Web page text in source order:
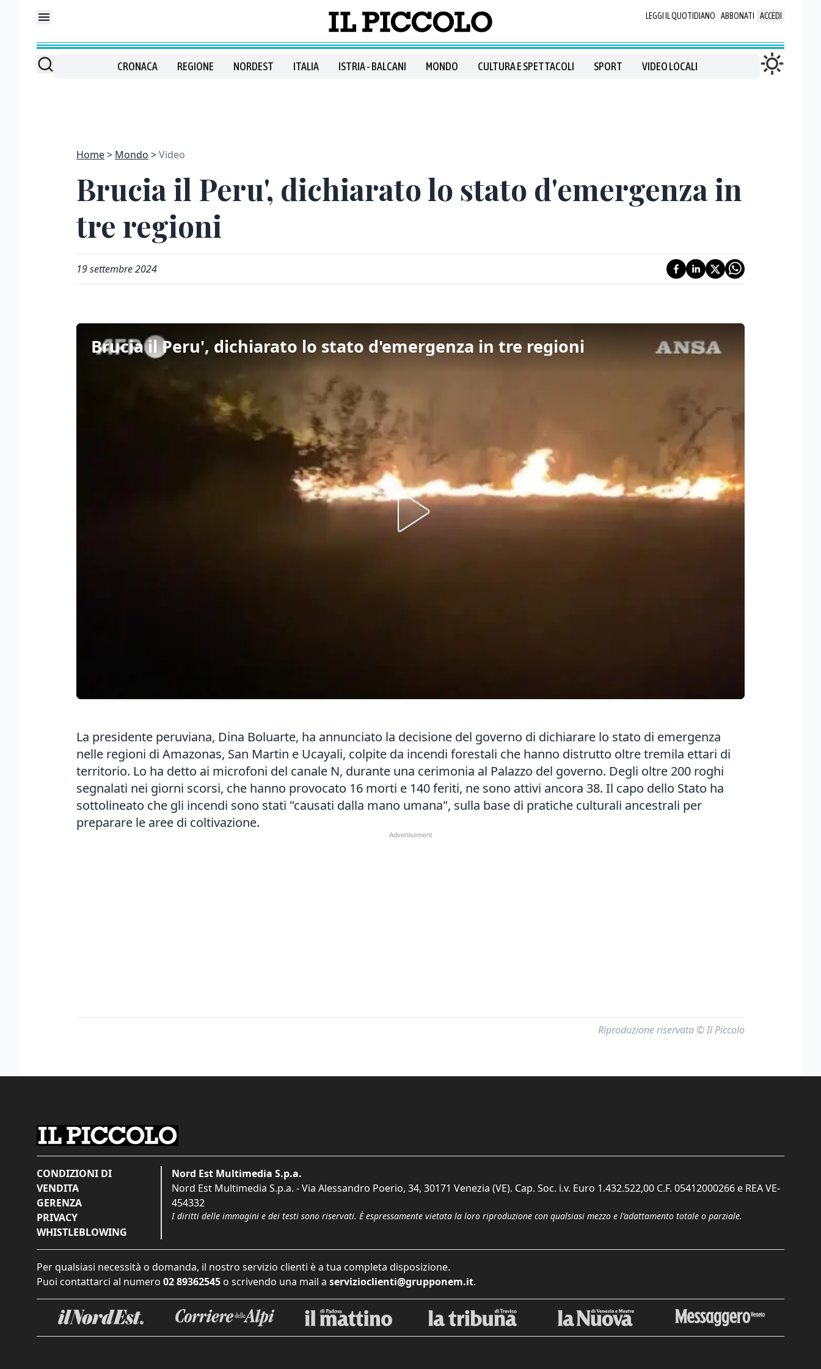
LEGGI IL QUOTIDIANO ABBONATI ACCEDI
CRONACA REGIONE NORDEST ITALIA ISTRIA - BALCANI MONDO CULTURA E SPETTACOLI SPORT VIDEO LOCALI
Home Mondo Video
Brucia il Peru', dichiarato lo stato d'emergenza in
tre regioni
19 settembre 2024
Brucia il Peru', dichiarato lo stato d'emergenza in tre regioni
La presidente peruviana, Dina Boluarte, ha annunciato la decisione del governo di dichiarare lo stato di emergenza
nelle regioni di Amazonas, San Martin e Ucayali, colpite da incendi forestali che hanno distrutto oltre tremila ettari di
territorio. Lo ha detto ai microfoni del canale N, durante una cerimonia al Palazzo del governo. Degli oltre 200 roghi
segnalati nei giorni scorsi, che hanno provocato 16 morti e 140 feriti, ne sono attivi ancora 38. Il capo dello Stato ha
sottolineato che gli incendi sono stati "causati dalla mano umana", sulla base di pratiche culturali ancestrali per
preparare le aree di coltivazione.
Riproduzione riservata © Il Piccolo
CONDIZIONI DI
VENDITA
GERENZA
PRIVACY
WHISTLEBLOWING
Nord Est Multimedia S.p.a.
Nord Est Multimedia S.p.a. - Via Alessandro Poerio, 34, 30171 Venezia (VE). Cap. Soc. i.v. Euro 1.432.522,00 C.F. 05412000266 e REA VE-
454332
I diritti delle immagini e dei testi sono riservati. È espressamente vietata la loro riproduzione con qualsiasi mezzo e l'adattamento totale o parziale.
Per qualsiasi necessità o domanda, il nostro servizio clienti è a tua completa disposizione.
Puoi contattarci al numero 02 89362545 o scrivendo una mail a servizioclienti@grupponem.it.